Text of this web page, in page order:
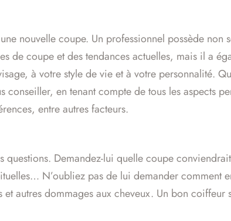
nouvelle coupe. Un professionnel possède non
de coupe et des tendances actuelles, mais il a
à votre style de vie et à votre personnalité.
en tenant compte de tous les aspects
entre autres facteurs.
Demandez-lui quelle coupe
N’oubliez pas de lui demander comment
autres dommages aux cheveux. Un bon coiffeur